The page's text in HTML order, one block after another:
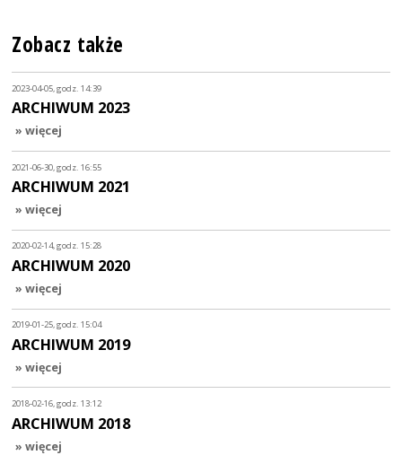
Zobacz także
2023-04-05, godz. 14:39
ARCHIWUM 2023
» więcej
2021-06-30, godz. 16:55
ARCHIWUM 2021
» więcej
2020-02-14, godz. 15:28
ARCHIWUM 2020
» więcej
2019-01-25, godz. 15:04
ARCHIWUM 2019
» więcej
2018-02-16, godz. 13:12
ARCHIWUM 2018
» więcej